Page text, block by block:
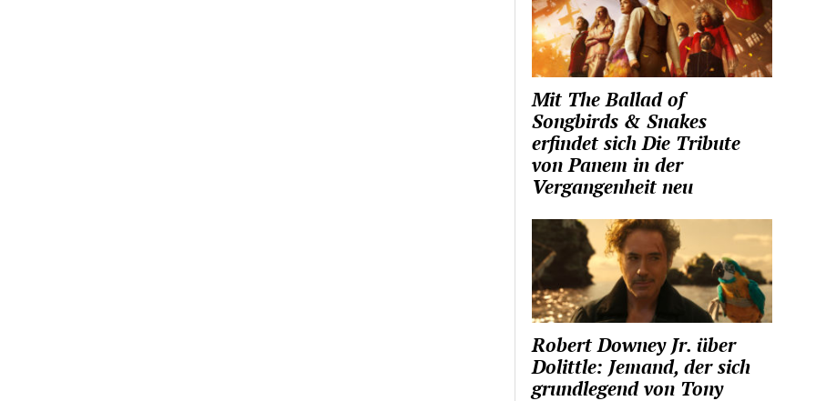
Mit The Ballad of
Songbirds & Snakes
erfindet sich Die Tribute
von Panem in der
Vergangenheit neu
Robert Downey Jr. über
Dolittle: Jemand, der sich
grundlegend von Tony